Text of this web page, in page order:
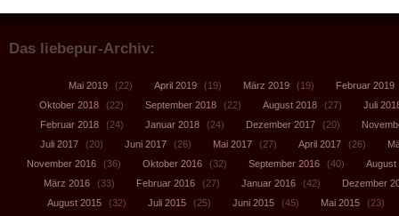
Das liebepur-Archiv:
Mai 2019 (22) April 2019 (19) März 2019 (19) Februar 2019
Oktober 2018
(22) September 2018 (22) August 2018 (27)
Juli
Februar 2018
(24) Januar 2018 (24) Dezember 2017 (20)
Juli 2017
(20) Juni 2017 (26) Mai 2017 (27) April 2017 (26)
November 2016
(36) Oktober 2016 (32) September 2016 (40)
August
März 2016
(33) Februar 2016 (27) Januar 2016 (42)
Dezember
August 2015
(32) Juli 2015 (25) Juni 2015 (45) Mai 2015
(23)